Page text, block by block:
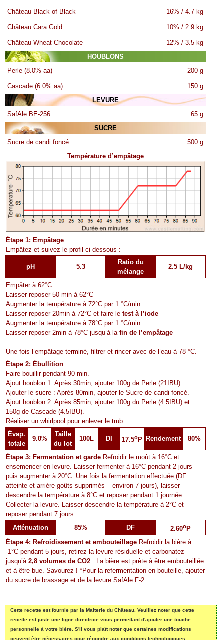
Château Black of Black 16% / 4.7 kg
Château Cara Gold 10% / 2.9 kg
Château Wheat Chocolate
12% / 3.5 kg
HOUBLONS
Perle (8.0% aa)
200 g
Cascade (6.0% aa)
150 g
LEVURE
SafAle BE-256
65 g
SUCRE
Sucre de candi foncé
500 g
Température d’empâtage
Étape 1: Empâtage
Empâtez et suivez le profil ci-dessous :
pH 5.3
Ratio du
mélange
2.5 L/kg
Empâter à 62°C
Laisser reposer 50 min à 62°C
Augmenter la température à 72°C par 1 °C/min
Laisser reposer 20min à 72°C et faire le test à l’iode
Augmenter la température à 78°C par 1 °C/min
Laisser reposer 2min à 78°C jusqu’à la fin de l’empâtage
Une fois l’empâtage terminé, filtrer et rincer avec de l’eau à 78 °C.
Étape 2: Ébullition
Faire bouillir pendant 90 min.
Ajout houblon 1: Après 30min, ajouter 100g de Perle (21IBU)
Ajouter le sucre : Après 80min, ajouter le Sucre de candi foncé.
Ajout houblon 2: Après 85min, ajouter 100g du Perle (4.5IBU) et
150g de Cascade (4.5IBU).
Réaliser un whirlpool pour enlever le trub
Évap.
totale
9.0%
Taille
du lot
100L DI 17.5oP Rendement 80%
Étape 3: Fermentation et garde Refroidir le moût à 16°C et
ensemencer en levure. Laisser fermenter à 16°C pendant 2 jours
puis augmenter à 20°C. Une fois la fermentation effectuée (DF
atteinte et arrière-goûts supprimés – environ 7 jours), laisser
descendre la température à 8°C et reposer pendant 1 journée.
Collecter la levure. Laisser descendre la température à 2°C et
reposer pendant 7 jours.
Atténuation
85% DF 2.60oP
Étape 4: Refroidissement et embouteillage Refroidir la bière à
-1°C pendant 5 jours, retirez la levure résiduelle et carbonatez
jusqu’à 2,8 volumes de CO2
. La bière est prête à être embouteillée
et à être bue. Savourez ! *Pour la refermentation en bouteille, ajouter
du sucre de brassage et de la levure SafAle F-2.
Cette recette est fournie par la Malterie du Château. Veuillez noter que cette
recette est juste une ligne directrice vous permettant d'ajouter une touche
personnelle à votre bière. S'il vous plaît noter que certaines modifications
peuvent être nécessaires pour répondre aux conditions technologiques